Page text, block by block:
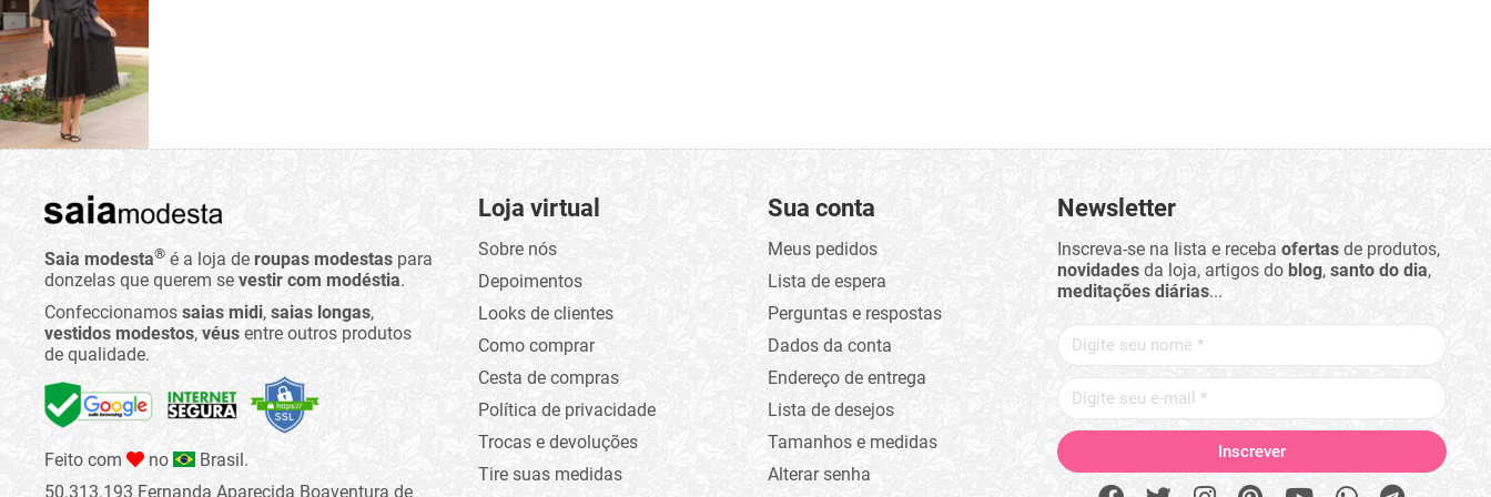
Saia modesta® é a loja de roupas modestas para
donzelas que querem se vestir com modéstia.
Confeccionamos saias midi, saias longas,
vestidos modestos, véus entre outros produtos
de qualidade.
Feito com no
Brasil.
50.313.193 Fernanda Aparecida Boaventura de
Loja virtual
Sobre nós
Depoimentos
Looks de clientes
Como comprar
Cesta de compras
Política de privacidade
Trocas e devoluções
Tire suas medidas
Sua conta
Meus pedidos
Lista de espera
Perguntas e respostas
Dados da conta
Endereço de entrega
Lista de desejos
Tamanhos e medidas
Alterar senha
Newsletter
Inscreva-se na lista e receba ofertasde produtos,
novidadesda loja, artigos do blog, santo do dia,
meditações diárias...